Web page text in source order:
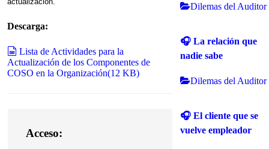
Descarga:
spreadsheet
Lista de Actividades para la
Actualización de los Componentes de
COSO en la Organización(12 KB)
Acceso:
Dilemas del Auditor
🎧 La relación que
nadie sabe
Dilemas del Auditor
🎧 El cliente que se
vuelve empleador